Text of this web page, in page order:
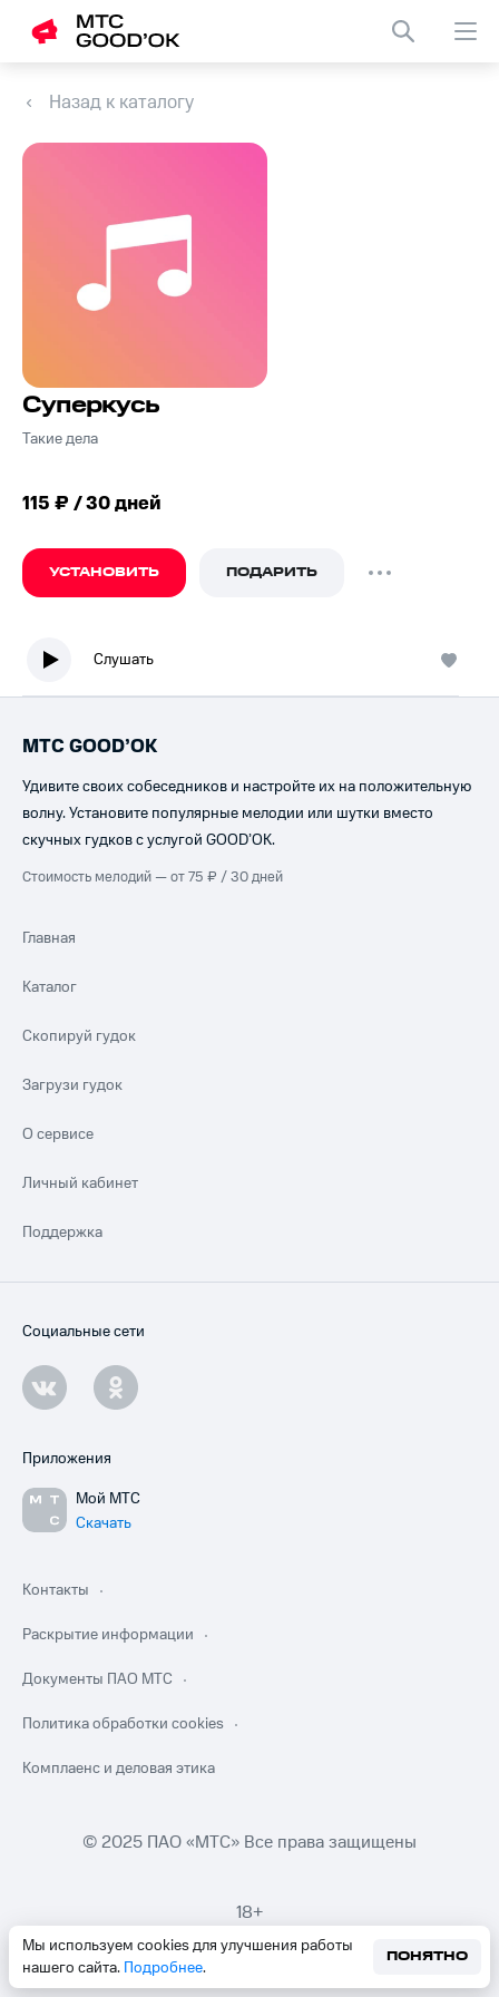
Назад к каталогу
Суперкусь
Такие дела
115 ₽ / 30 дней
УСТАНОВИТЬ ПОДАРИТЬ
Слушать
Мы используем cookies для улучшения работы
нашего сайта. Подробнее.
ПОНЯТНО
МТС GOOD’OK
Удивите своих собеседников и настройте их на положительную
волну. Установите популярные мелодии или шутки вместо
скучных гудков с услугой GOOD’OK.
Стоимость мелодий — от 75 ₽ / 30 дней
Главная
Каталог
Скопируй гудок
Загрузи гудок
О сервисе
Личный кабинет
Поддержка
Социальные сети
Приложения
Мой МТС
Скачать
Контакты
Раскрытие информации
Документы ПАО МТС
Политика обработки cookies
Комплаенс и деловая этика
© 2025 ПАО «МТС» Все права защищены
18+